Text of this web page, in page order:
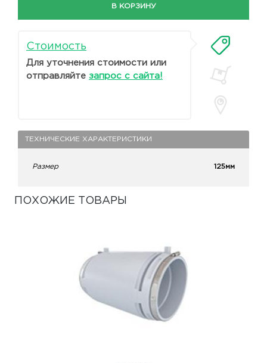
В КОРЗИНУ
Стоимость
Для уточнения стоимости или
отправляйте запрос с сайта!
ТЕХНИЧЕСКИЕ ХАРАКТЕРИСТИКИ
Размер 125мм
ПОХОЖИЕ ТОВАРЫ